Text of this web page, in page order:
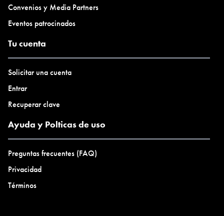
Convenios y Media Partners
Eventos patrocinados
Tu cuenta
Solicitar una cuenta
Entrar
Recuperar clave
Ayuda y Polticas de uso
Preguntas frecuentes (FAQ)
Privacidad
Términos